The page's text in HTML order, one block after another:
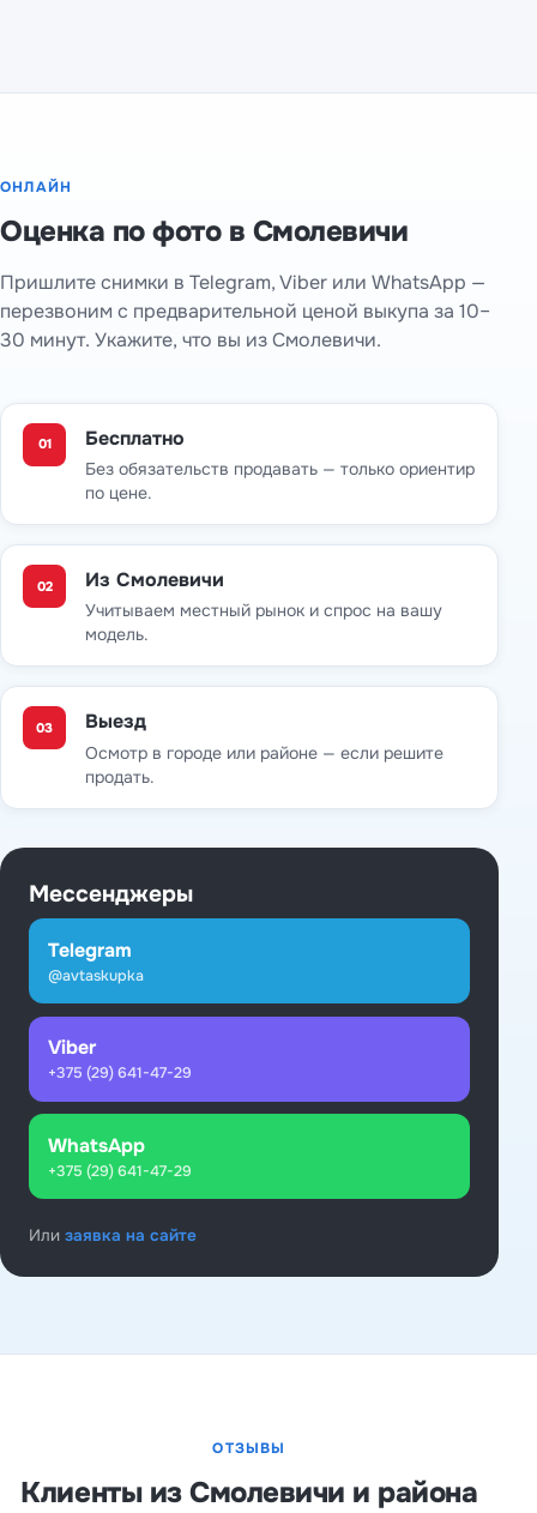
ОНЛАЙН
Оценка по фото в Смолевичи
Пришлите снимки в Telegram, Viber или WhatsApp —
перезвоним с предварительной ценой выкупа за 10–
30 минут. Укажите, что вы из Смолевичи.
01 Бесплатно
Без обязательств продавать — только ориентир
по цене.
02 Из Смолевичи
Учитываем местный рынок и спрос на вашу
модель.
03 Выезд
Осмотр в городе или районе — если решите
продать.
Мессенджеры
Telegram
@avtaskupka
Viber
+375 (29) 641-47-29
WhatsApp
+375 (29) 641-47-29
Или заявка на сайте
ОТЗЫВЫ
Клиенты из Смолевичи и района